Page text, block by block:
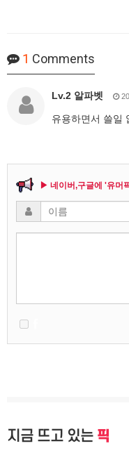
1 Comments
Lv.2 알파벳
유용하면서 쓸일
▶ 네이버,구글에 '유머
지금 뜨고 있는 픽